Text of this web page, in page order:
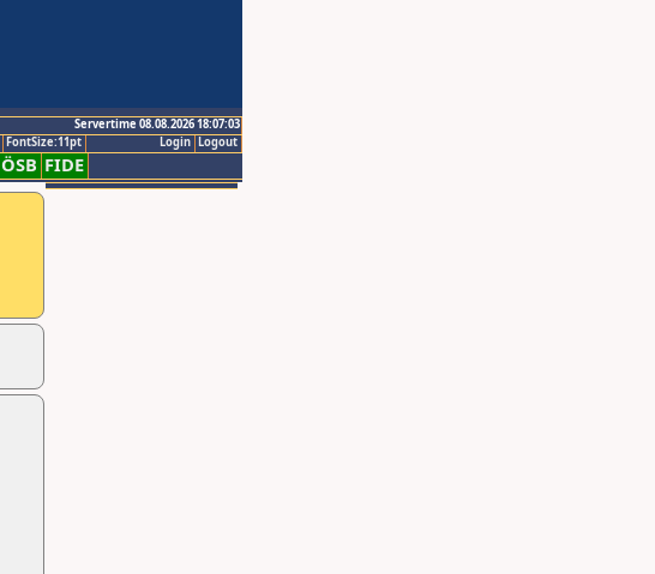
Servertime 08.08.2026 18:07:03
Logout
Login
FontSize:11pt
ÖSB FIDE